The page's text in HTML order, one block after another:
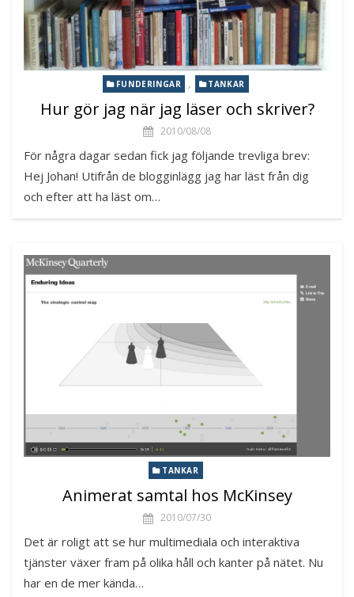
FUNDERINGAR , TANKAR
Hur gör jag när jag läser och skriver?
2010/08/08
För några dagar sedan fick jag följande trevliga brev:
Hej Johan! Utifrån de blogginlägg jag har läst från dig
och efter att ha läst om…
TANKAR
Animerat samtal hos McKinsey
2010/07/30
Det är roligt att se hur multimediala och interaktiva
tjänster växer fram på olika håll och kanter på nätet. Nu
har en de mer kända…